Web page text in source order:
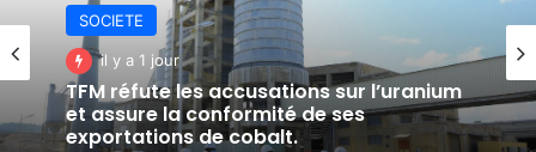
SOCIETE
il y a 1 jour
TFM réfute les accusations sur l’uranium
et assure la conformité de ses
exportations de cobalt.